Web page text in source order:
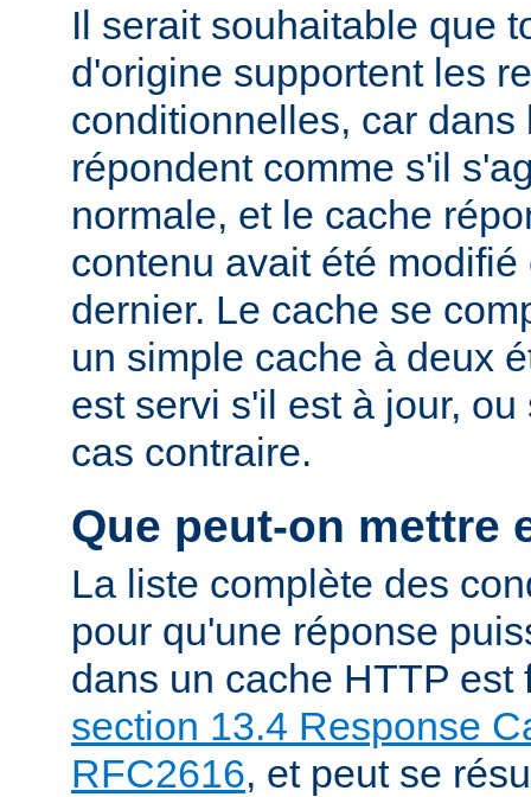
Il serait souhaitable que
d'origine supportent les
conditionnelles, car
répondent comme s'il
normale, et le cache
contenu avait été
dernier. Le cache se
un simple cache à deux
est servi s'il est à jour,
cas contraire.
Que peut-on mettre
La liste complète des
pour qu'une réponse
dans un cache HTTP est
section 13.4 Response
RFC2616, et peut se